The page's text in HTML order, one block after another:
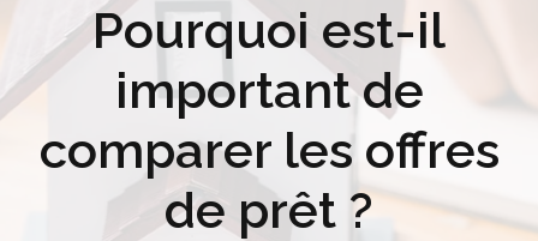
Pourquoi est-il
important de
comparer les offres
de prêt ?